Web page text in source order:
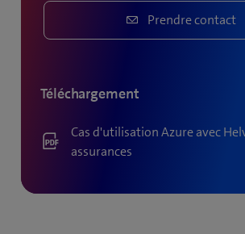
Prendre contact
Téléchargement
Cas d'utilisation Azure avec
assurances